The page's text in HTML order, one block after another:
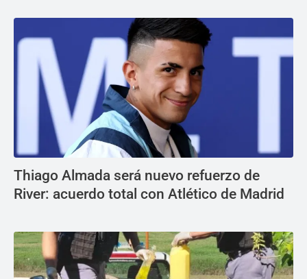
Thiago Almada será nuevo refuerzo de
River: acuerdo total con Atlético de Madrid